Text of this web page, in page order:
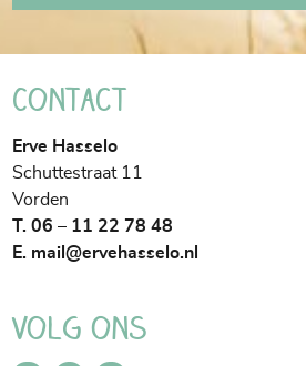
Contact
Erve Hasselo
Schuttestraat 11
Vorden
T. 06 – 11 22 78 48
E. mail@ervehasselo.nl
Volg ons